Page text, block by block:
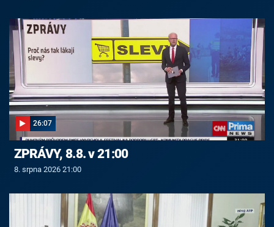
26:07
ZPRÁVY, 8.8. v 21:00
8. srpna 2026 21:00